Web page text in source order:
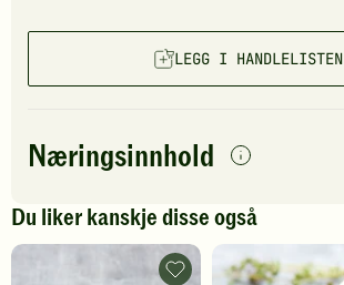
LEGG I HANDLELISTEN
Næringsinnhold
per porsjon
Navn på
antall
Energi
Du liker kanskje disse også
Tapasboller